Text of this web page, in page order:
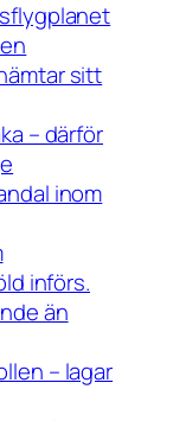
sitt
– därför
inom
införs.
än
– lagar